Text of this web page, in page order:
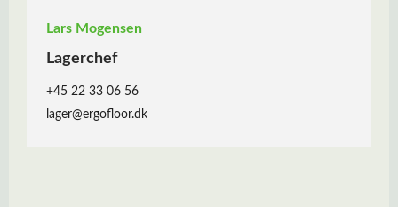
Lars Mogensen
Lagerchef
+45 22 33 06 56
lager@ergofloor.dk